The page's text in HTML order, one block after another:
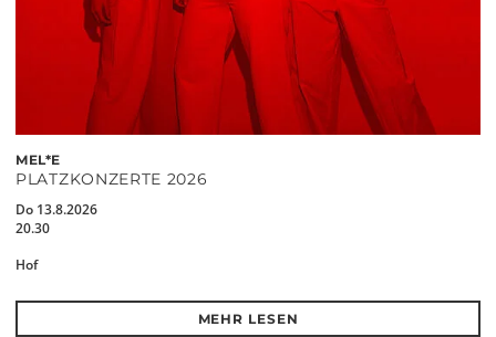
MEL*E
PLATZKONZERTE 2026
Do 13.8.2026
20.30
Hof
MEHR LESEN